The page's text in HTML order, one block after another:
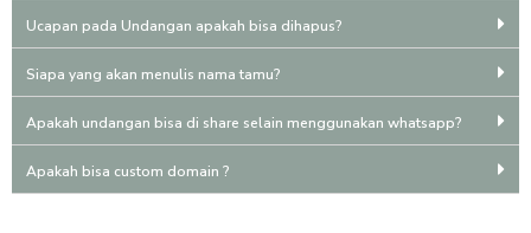
Ucapan pada Undangan apakah bisa dihapus?
Siapa yang akan menulis nama tamu?
Apakah undangan bisa di share selain menggunakan whatsapp?
Apakah bisa custom domain ?